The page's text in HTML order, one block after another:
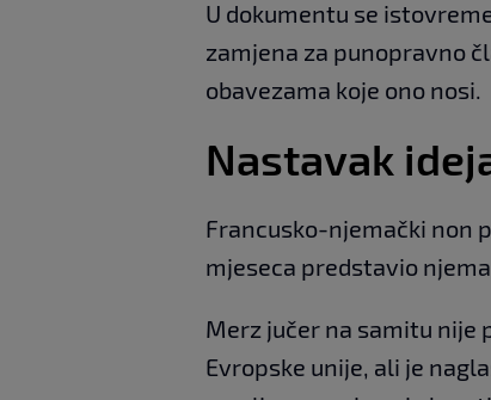
U dokumentu se
zamjena za punopravno
obavezama koje ono nosi.
Nastavak
Francusko-njemački non
mjeseca predstavio
Merz jučer na samitu nije
Evropske unije, ali je